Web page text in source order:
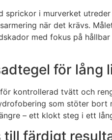
i murverket
när det krävs.
med fokus på
för lång
kontrollerad tvätt och
som stöter
– ett klokt steg i ett
till färdigt